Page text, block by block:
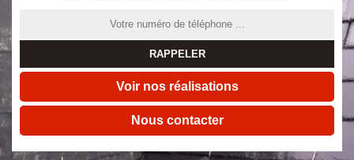
Voir nos réalisations
Nous contacter